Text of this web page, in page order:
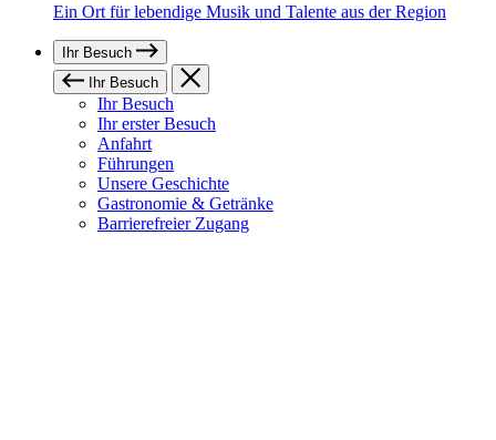
Ein Ort für lebendige Musik und Talente aus der Region
Ihr Besuch
Ihr Besuch
Ihr Besuch
Ihr erster Besuch
Anfahrt
Führungen
Unsere Geschichte
Gastronomie & Getränke
Barrierefreier Zugang